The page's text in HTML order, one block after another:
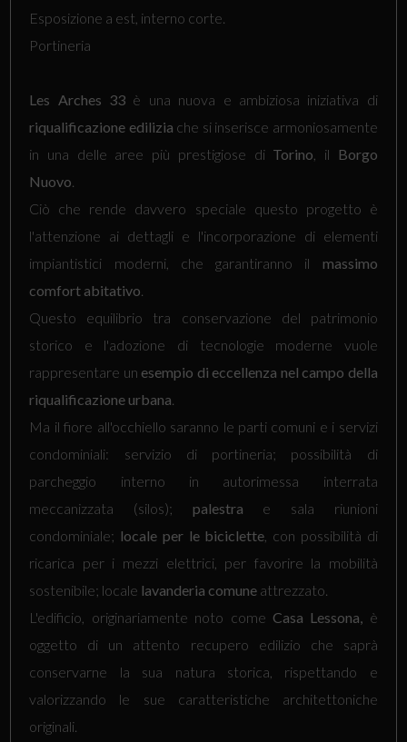
Esposizione a est, interno corte.
Portineria
Les Arches 33 è una nuova e ambiziosa iniziativa di
riqualificazione edilizia che si inserisce armoniosamente
in una delle aree più prestigiose di Torino , il
Borgo
Nuovo.
Ciò che rende davvero speciale questo progetto è
l'attenzione ai dettagli e l'incorporazione di elementi
impiantistici moderni, che garantiranno il massimo
comfort abitativo.
Questo equilibrio tra conservazione del patrimonio
storico e l'adozione di tecnologie moderne vuole
rappresentare un esempio di eccellenza nel campo della
riqualificazione urbana.
Ma il fiore all'occhiello saranno le parti comuni e i servizi
condominiali: servizio di portineria; possibilità di
parcheggio interno in autorimessa interrata
meccanizzata (silos); palestra e sala riunioni
condominiale; locale per le biciclette , con possibilità di
ricarica per i mezzi elettrici, per favorire la mobilità
sostenibile; locale lavanderia comune attrezzato.
L'edificio, originariamente noto come Casa Lessona, è
oggetto di un attento recupero edilizio che saprà
conservarne la sua natura storica, rispettando e
valorizzando le sue caratteristiche architettoniche
originali.